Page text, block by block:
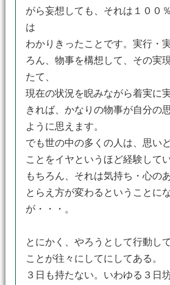
がら妄想しても、それは１００
は
わかりきったことです。実行・
ろん、物事を構想して、その実
たて、
現在の状況を睨みながら着実に
きれば、かなりの物事が自分の
ように思えます。
でも世の中の多くの人は、思い
ことをイヤというほど経験してい
もちろん、それは気持ち・心の
とらえ方が変わるということに
が・・・。
とにかく、やろうとして行動し
ことが往々にしてにしてある。
３日も持たない。いわゆる３日